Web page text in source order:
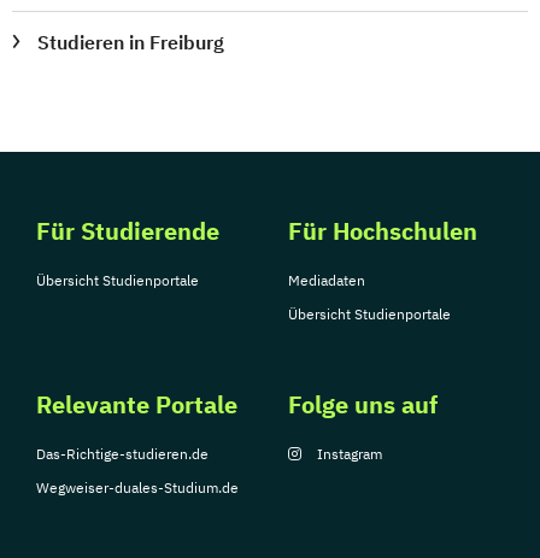
Studieren in Freiburg
Für Studierende
Übersicht Studienportale
Für Hochschulen
Mediadaten
Übersicht Studienportale
Relevante Portale
Das-Richtige-studieren.de
Wegweiser-duales-Studium.de
Folge uns auf
Instagram